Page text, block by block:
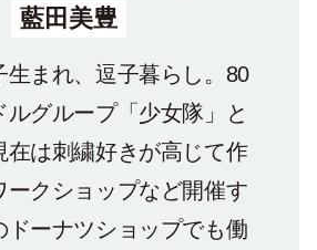
藍田美豊
生まれ、逗子暮らし。80
ルグループ「少女隊」と
在は刺繍好きが高じて作
ークショップなど開催す
ドーナツショップでも働